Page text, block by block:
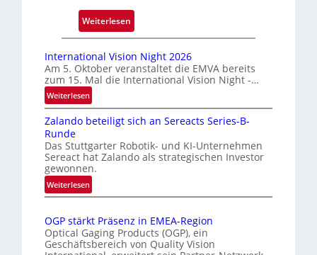
k
m
r
k
n
e
k
n
n
g
Weiterlesen:
A
t
o
a
t
s
r
e
K
International Vision Night 2026
Am 5. Oktober veranstaltet die EMVA bereits
zum 15. Mal die International Vision Night -…
Weiterlesen:
I
n
e
r
n
a
o
n
Zalando beteiligt sich an Sereacts Series-B-
Runde
Das Stuttgarter Robotik- und KI-Unternehmen
Sereact hat Zalando als strategischen Investor
gewonnen.
Weiterlesen:
Z
l
a
n
OGP stärkt Präsenz in EMEA-Region
Optical Gaging Products (OGP), ein
Geschäftsbereich von Quality Vision